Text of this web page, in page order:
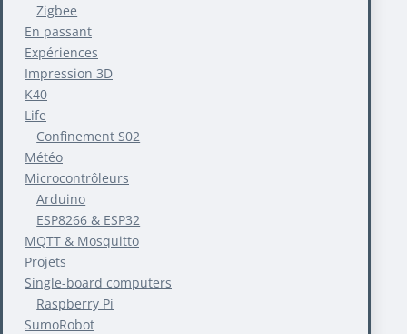
Zigbee
En passant
Expériences
Impression 3D
K40
Life
Confinement S02
Météo
Microcontrôleurs
Arduino
ESP8266 & ESP32
MQTT & Mosquitto
Projets
Single-board computers
Raspberry Pi
SumoRobot